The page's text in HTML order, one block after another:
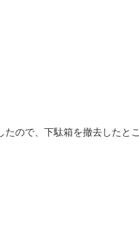
ので、下駄箱を撤去したと